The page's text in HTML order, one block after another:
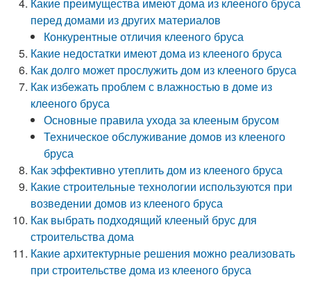
перед домами из других материалов
Конкурентные отличия клееного бруса
Какие недостатки имеют дома из клееного бруса
Как долго может прослужить дом из клееного бруса
Как избежать проблем с влажностью в доме из
клееного бруса
Основные правила ухода за клееным брусом
Техническое обслуживание домов из клееного
бруса
Как эффективно утеплить дом из клееного бруса
Какие строительные технологии используются при
возведении домов из клееного бруса
Как выбрать подходящий клееный брус для
строительства дома
Какие архитектурные решения можно реализовать
при строительстве дома из клееного бруса